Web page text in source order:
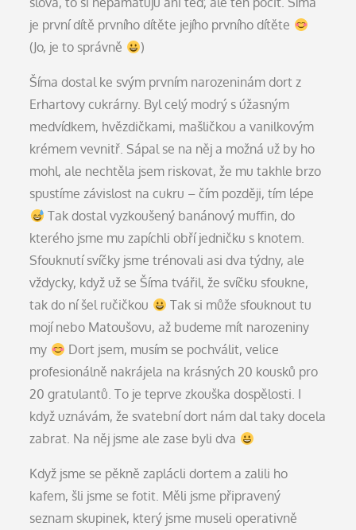
je první dítě prvního dítěte jejího prvního dítěte
(Jo, je to správně
)
Šíma dostal ke svým prvním narozeninám dort z
Erhartovy cukrárny. Byl celý modrý s úžasným
medvídkem, hvězdičkami, mašličkou a vanilkovým
krémem vevnitř. Sápal se na něj a možná už by ho
mohl, ale nechtěla jsem riskovat, že mu takhle brzo
spustíme závislost na cukru – čím později, tím lépe
Tak dostal vyzkoušený banánový muffin, do
kterého jsme mu zapíchli obří jedničku s knotem.
Sfouknutí svíčky jsme trénovali asi dva týdny, ale
vždycky, když už se Šíma tvářil, že svíčku sfoukne,
tak do ní šel ručičkou
Tak si může sfouknout tu
mojí nebo Matoušovu, až budeme mít narozeniny
my
Dort jsem, musím se pochválit, velice
profesionálně nakrájela na krásných 20 kousků pro
20 gratulantů. To je teprve zkouška dospělosti. I
když uznávám, že svatební dort nám dal taky docela
zabrat. Na něj jsme ale zase byli dva
Když jsme se pěkně zaplácli dortem a zalili ho
kafem, šli jsme se fotit. Měli jsme připravený
seznam skupinek, který jsme museli operativně